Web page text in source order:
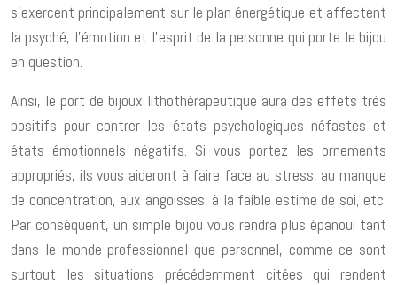
s’exercent principalement sur le plan énergétique et affectent
la psyché, l’émotion et l’esprit de la personne qui porte le bijou
en question.
Ainsi, le port de bijoux lithothérapeutique aura des effets très
positifs pour contrer les états psychologiques néfastes et
états émotionnels négatifs. Si vous portez les ornements
appropriés, ils vous aideront à faire face au stress, au manque
de concentration, aux angoisses, à la faible estime de soi, etc.
Par conséquent, un simple bijou vous rendra plus épanoui tant
dans le monde professionnel que personnel, comme ce sont
surtout les situations précédemment citées qui rendent